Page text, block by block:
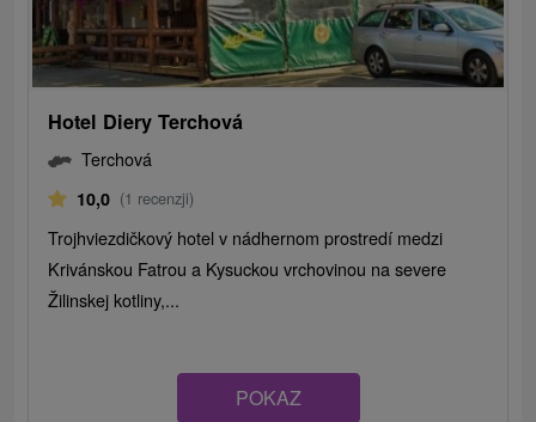
Hotel Diery Terchová
Terchová
10,0 (1 recenzji)
Trojhviezdičkový hotel v nádhernom prostredí medzi
Krivánskou Fatrou a Kysuckou vrchovinou na severe
Žilinskej kotliny,...
POKAZ